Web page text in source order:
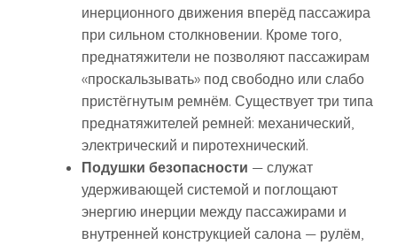
инерционного движения вперёд пассажира
при сильном столкновении. Кроме того,
преднатяжители не позволяют пассажирам
«проскальзывать» под свободно или слабо
пристёгнутым ремнём. Существует три типа
преднатяжителей ремней: механический,
электрический и пиротехнический.
Подушки безопасности — служат
удерживающей системой и поглощают
энергию инерции между пассажирами и
внутренней конструкцией салона — рулём,